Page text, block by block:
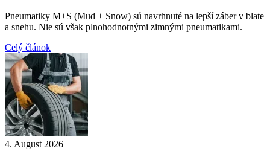
Pneumatiky M+S (Mud + Snow) sú navrhnuté na lepší záber v blate
a snehu. Nie sú však plnohodnotnými zimnými pneumatikami.
Celý článok
4. August 2026